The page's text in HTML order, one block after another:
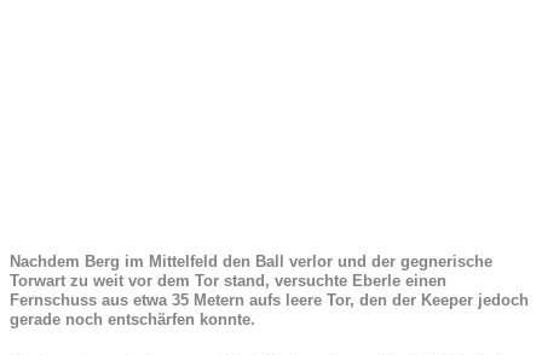
Nachdem Berg im Mittelfeld den Ball verlor und der gegnerische
Torwart zu weit vor dem Tor stand, versuchte Eberle einen
Fernschuss aus etwa 35 Metern aufs leere Tor, den der Keeper jedoch
gerade noch entschärfen konnte.